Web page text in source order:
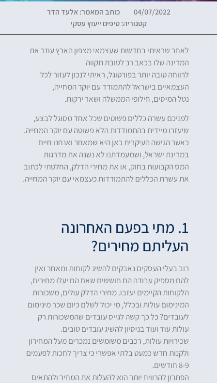
04/07/2022 כותב המאמר:אלעד הדר
קטגוריה: טיפים ייעוץ עסקי
לאחר שראיתי בחדשות שעצמאי מצפון הארץ עוזב את
המדינה שלו בכאב רב לטובת תקווה
לרווחה טובה יותר בפורטוגל, ראיתי לנכון לעזור לכל
העצמאיים בישראל להתמודד עם יוקר המחייה,
נטל המיסים, חילופי הממשלה ושאר ירקות.
לפניכם עשרה כללים פשוטים שכל אחד מסוגל לבצע,
שיעזרו מיידית בהתמודדות הלא פשוטה עם יוקר המחייה.
כאשר הגישה העיקרית כאן היא שמאחר ואנחנו חיים
במדינת ישראל, ושמעמדתנו לא נשנה את מדרגות
המס הקבועות בחוק,או את מחירי הדלק,החלטתי לכתוב
את עשרת הכללים להתמודדות כעצמאי עם יוקר המחייה.
1. מתי בפעם האחרונה
העליתם מחירים?
רוב בעלי העסקים נאבקים להשיג לקוחות ומאחר ואין
להם מספיק עבודה הם חוששים שאם הם יעלו מחירים,
הלקוחות הקיימים יעזבו. מחירי הדלק עולים, משכורות
המינימום עולות ובכלל, מי יכול לשלם כיום שכר מינימום
לעובדים? כל כך קשה לגייס עובדים שהמשכורות רק
עולות עוד ועוד בניסיון להשיג עובדים טובים.
שכירויות עולות, רכבים משומשים נמכרים מעל המחירון
ולקנות חדש כמעט בלתי אפשרי כי צריך לחכות לפעמים
8-9 חודשים.
הפתרון להרוויח יותר הוא להעלות את המחיר ולהתאים